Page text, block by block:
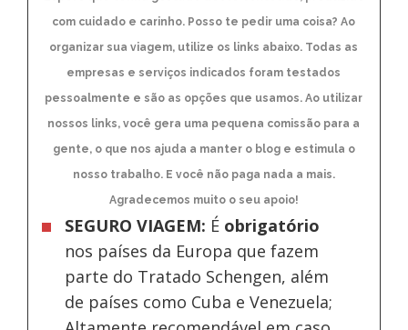
com cuidado e carinho. Posso te pedir uma coisa? Ao
organizar sua viagem, utilize os links abaixo. Todas as
empresas e serviços indicados foram testados
pessoalmente e são as opções que usamos. Ao utilizar
nossos links, você gera uma pequena comissão para a
gente, o que nos ajuda a manter o blog e estimula o
nosso trabalho. E você não paga nada a mais.
Agradecemos muito o seu apoio!
SEGURO VIAGEM: É obrigatório
nos países da Europa que fazem
parte do Tratado Schengen, além
de países como Cuba e Venezuela;